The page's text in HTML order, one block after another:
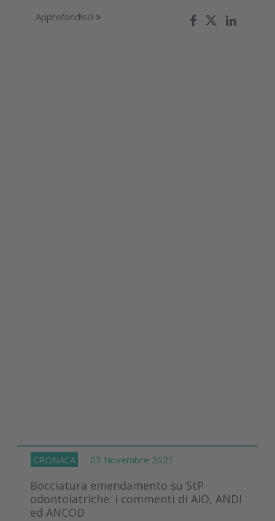
Approfondisci
CRONACA 03 Novembre 2021
Bocciatura emendamento su StP
odontoiatriche: i commenti di AIO, ANDI
ed ANCOD